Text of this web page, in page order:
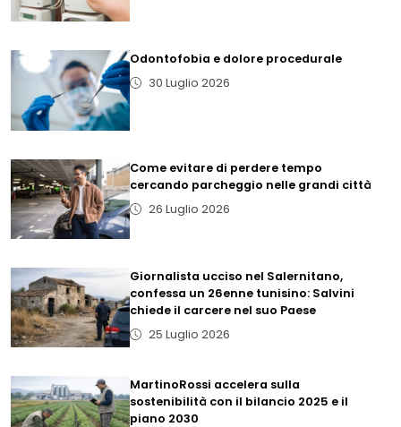
Odontofobia e dolore procedurale
30 Luglio 2026
Come evitare di perdere tempo
cercando parcheggio nelle grandi città
26 Luglio 2026
Giornalista ucciso nel Salernitano,
confessa un 26enne tunisino: Salvini
chiede il carcere nel suo Paese
25 Luglio 2026
MartinoRossi accelera sulla
sostenibilità con il bilancio 2025 e il
piano 2030